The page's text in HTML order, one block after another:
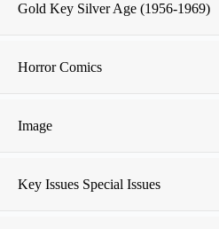
Gold Key Silver Age (1956-1969)
Horror Comics
Image
Key Issues Special Issues